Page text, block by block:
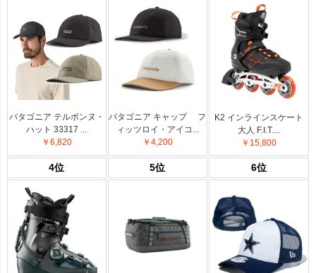
パタゴニア テルボンヌ・
ハット 33317 ...
￥6,820
パタゴニア キャップ フ
ィッツロイ・アイコ...
￥4,200
K2 インラインスケート
大人 F.I.T....
￥15,800
4位 5位 6位